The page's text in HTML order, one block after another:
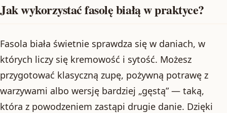
Jak wykorzystać fasolę białą w praktyce?
Fasola biała świetnie sprawdza się w daniach, w
których liczy się kremowość i sytość. Możesz
przygotować klasyczną zupę, pożywną potrawę z
warzywami albo wersję bardziej „gęstą” — taką,
która z powodzeniem zastąpi drugie danie. Dzięki